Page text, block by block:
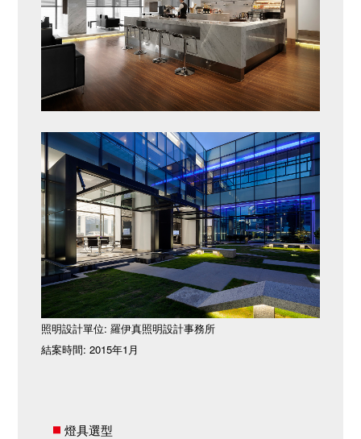
照明設計單位: 羅伊真照明設計事務所
結案時間: 2015年1月
燈具選型